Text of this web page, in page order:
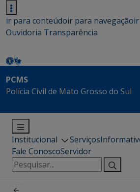
ir para conteúdoir para navegação
Ouvidoria Transparência
PCMS
Polícia Civil de Mato Grosso do Sul
Institucional Serviços
Fale ConoscoServidor
Pesquisar
por: